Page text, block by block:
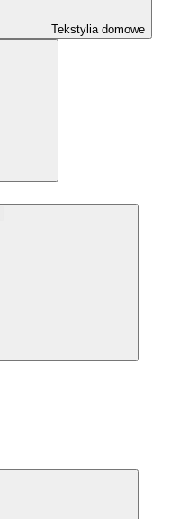
Tekstylia domowe